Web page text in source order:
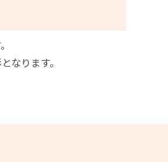
なります。